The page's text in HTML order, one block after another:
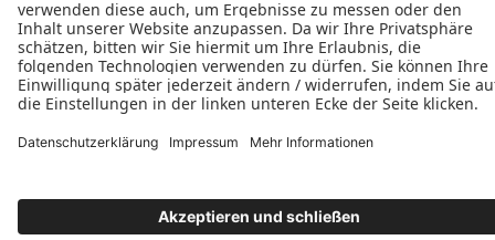
Montag: 08:00–12:00 Uhr, 13:00–16:00 Uhr
Dienstag: 08:00–12:00 Uhr, 13:00–16:00 Uhr
Mittwoch: 08:00–12:00 Uhr, 13:00–16:00 Uhr
Donnerstag: 08:00–12:00 Uhr, 13:00–16:00 Uhr
Samstag: Geschlossen